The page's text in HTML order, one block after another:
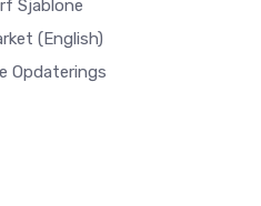
Sjablone
(English)
Opdaterings